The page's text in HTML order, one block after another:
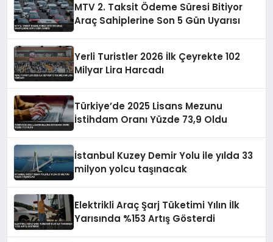
MTV 2. Taksit Ödeme Süresi Bitiyor
Araç Sahiplerine Son 5 Gün Uyarısı
Yerli Turistler 2026 İlk Çeyrekte 102
Milyar Lira Harcadı
Türkiye’de 2025 Lisans Mezunu
İstihdam Oranı Yüzde 73,9 Oldu
İstanbul Kuzey Demir Yolu ile yılda 33
milyon yolcu taşınacak
Elektrikli Araç Şarj Tüketimi Yılın İlk
Yarısında %153 Artış Gösterdi